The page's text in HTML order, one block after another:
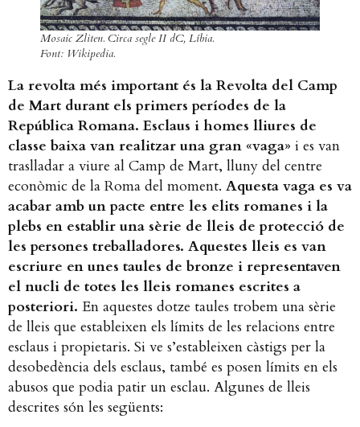
Mosaic Zliten. Circa segle II dC, Líbia.
Font: Wikipedia.
La revolta més important és la Revolta del Camp
de Mart durant els primers períodes de la
República Romana. Esclaus i homes lliures de
classe baixa van realitzar una gran «vaga» ​ i es van
traslladar a viure al Camp de Mart, lluny del centre
econòmic de la Roma del moment. ​ Aquesta vaga es va
acabar amb un pacte entre les elits romanes i la
plebs en establir una sèrie de lleis de protecció de
les persones treballadores. Aquestes lleis es van
escriure en unes taules de bronze i representaven
el nucli de totes les lleis romanes escrites a
posteriori. ​ En aquestes dotze taules trobem una sèrie
de lleis que estableixen els límits de les relacions entre
esclaus i propietaris. Si ve s’estableixen càstigs per la
desobedència dels esclaus, també es posen límits en els
abusos que podia patir un esclau. Algunes de lleis
descrites són les següents: